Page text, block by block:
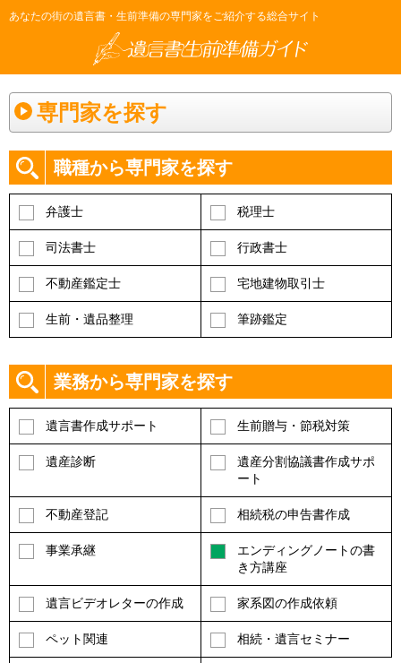
あなたの街の遺言書・生前準備の専門家をご紹介する総合サイト
専門家を探す
職種から専門家を探す
弁護士 税理士
司法書士 行政書士
不動産鑑定士 宅地建物取引士
生前・遺品整理 筆跡鑑定
業務から専門家を探す
遺言書作成サポート 生前贈与・節税対策
遺産診断
遺産分割協議書作成サポ
ート
不動産登記 相続税の申告書作成
事業承継
エンディングノートの書
き方講座
遺言ビデオレターの作成 家系図の作成依頼
ペット関連 相続・遺言セミナー